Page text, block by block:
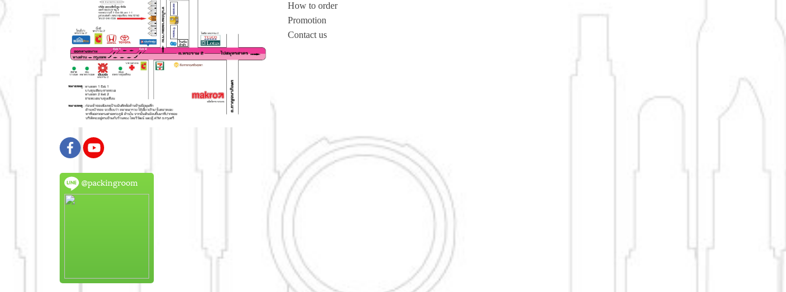
@packingroom
How to order
Promotion
Contact us